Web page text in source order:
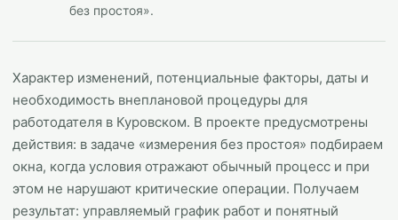
без простоя».
Характер изменений, потенциальные факторы, даты и
необходимость внеплановой процедуры для
работодателя в Куровском. В проекте предусмотрены
действия: в задаче «измерения без простоя» подбираем
окна, когда условия отражают обычный процесс и при
этом не нарушают критические операции. Получаем
результат: управляемый график работ и понятный